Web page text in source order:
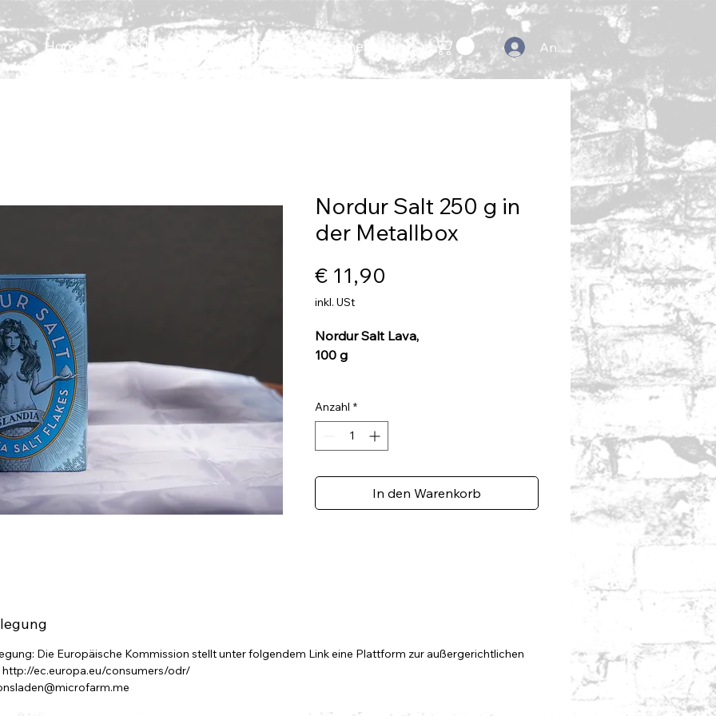
Home Über uns Shop mehr Anmelden
Nordur Salt 250 g in
der Metallbox
€ 11,90
inkl. USt
Nordur Salt Lava,
100 g
Nordur Salt - Island
Zuzüglich Porto und Verpackung.
Anzahl *
In den Warenkorb
Die Europäische Kommission stellt unter folgendem Link eine Plattform zur außergerichtlichen
ec.europa.eu/consumers/odr/